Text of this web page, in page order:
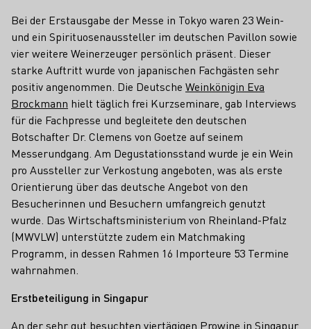
Bei der Erstausgabe der Messe in Tokyo waren 23 Wein-
und ein Spirituosenaussteller im deutschen Pavillon sowie
vier weitere Weinerzeuger persönlich präsent. Dieser
starke Auftritt wurde von japanischen Fachgästen sehr
positiv angenommen. Die Deutsche Weinkönigin Eva
Brockmann hielt täglich frei Kurzseminare, gab Interviews
für die Fachpresse und begleitete den deutschen
Botschafter Dr. Clemens von Goetze auf seinem
Messerundgang. Am Degustationsstand wurde je ein Wein
pro Aussteller zur Verkostung angeboten, was als erste
Orientierung über das deutsche Angebot von den
Besucherinnen und Besuchern umfangreich genutzt
wurde. Das Wirtschaftsministerium von Rheinland-Pfalz
(MWVLW) unterstützte zudem ein Matchmaking
Programm, in dessen Rahmen 16 Importeure 53 Termine
wahrnahmen.
Erstbeteiligung in Singapur
An der sehr gut besuchten viertägigen Prowine in Singapur,